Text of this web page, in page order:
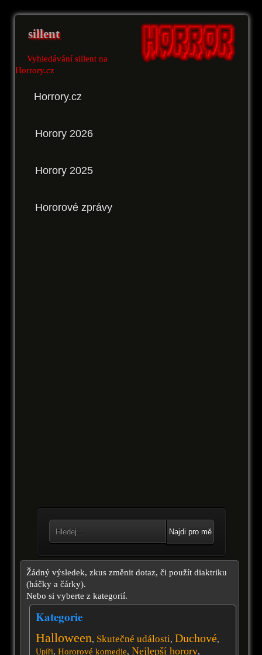
sillent
Vyhledávání sillent na
Horrory.cz
Horrory.cz
Horory 2026
Horory 2025
Hororové zprávy
Najdi pro mě
Žádný výsledek, zkus změnit dotaz, či použít diaktriku
(háčky a čárky).
Nebo si vyberte z kategorií.
Kategorie
Halloween, Skutečné události, Duchové,
Upíři, Hororové komedie, Nejlepší horory,